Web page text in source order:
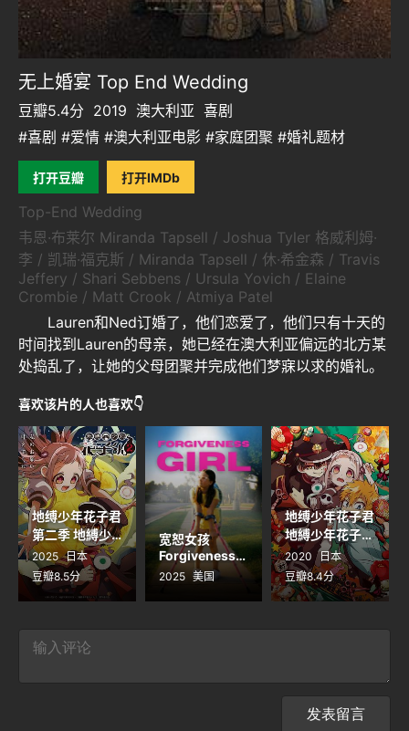
无上婚宴 Top End Wedding
豆瓣5.4分 2019 澳大利亚 喜剧
#喜剧 #爱情 #澳大利亚电影 #家庭团聚 #婚礼题材
打开豆瓣 打开IMDb
Top-End Wedding
韦恩·布莱尔 Miranda Tapsell / Joshua Tyler 格威利姆·
李 / 凯瑞·福克斯 / Miranda Tapsell / 休·希金森 / Travis
Jeffery / Shari Sebbens / Ursula Yovich / Elaine
Crombie / Matt Crook / Atmiya Patel
Lauren和Ned订婚了，他们恋爱了，他们只有十天的
时间找到Lauren的母亲，她已经在澳大利亚偏远的北方某
处捣乱了，让她的父母团聚并完成他们梦寐以求的婚礼。
喜欢该片的人也喜欢👇
地缚少年花子君
第二季 地縛少
年花子くん2
2025 日本
豆瓣8.5分
宽恕女孩
Forgiveness
Girl
2025 美国
地缚少年花子君
地縛少年花子く
ん
2020
日本
豆瓣8.4分
发表留言